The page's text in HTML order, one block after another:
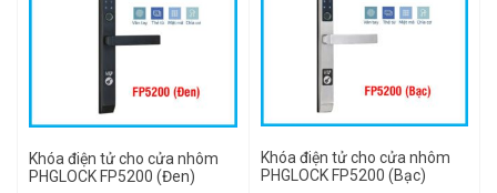
Khóa điện tử cho cửa nhôm
PHGLOCK FP5200 (Đen)
Khóa điện tử cho cửa nhôm
PHGLOCK FP5200 (Bạc)